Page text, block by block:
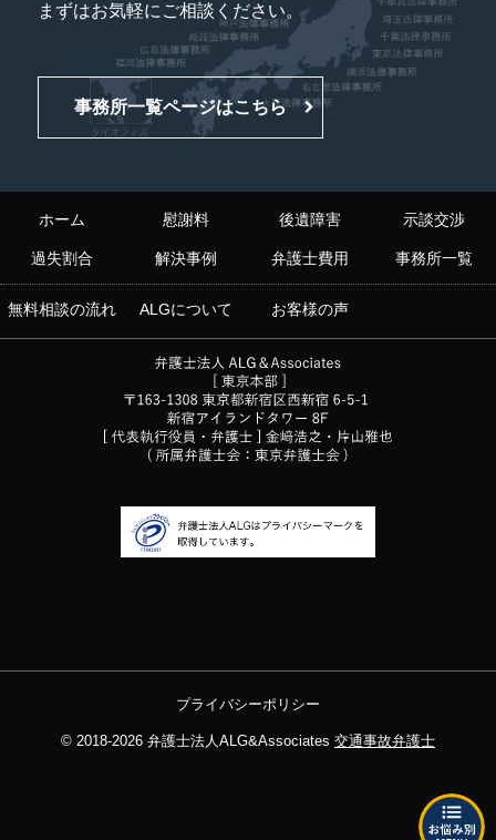
まずはお気軽にご相談ください。
事務所一覧ページはこちら
ホーム 慰謝料 後遺障害 示談交渉
過失割合 解決事例 弁護士費用 事務所一覧
無料相談の流れ ALGについて お客様の声
プライバシーポリシー
© 2018-2026 弁護士法人ALG&Associates 交通事故弁護士